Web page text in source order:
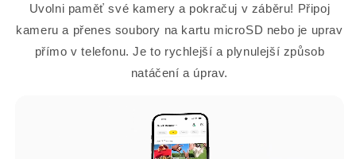
Uvolni paměť své kamery a pokračuj v záběru! Připoj
kameru a přenes soubory na kartu microSD nebo je uprav
přímo v telefonu. Je to rychlejší a plynulejší způsob
natáčení a úprav.